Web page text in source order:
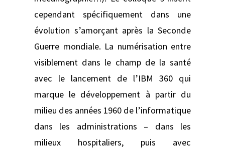
cependant spécifiquement dans une
évolution s’amorçant après la Seconde
Guerre mondiale. La numérisation entre
visiblement dans le champ de la santé
avec le lancement de l’IBM 360 qui
marque le développement à partir du
milieu des années 1960 de l’informatique
dans les administrations – dans les
milieux hospitaliers, puis avec